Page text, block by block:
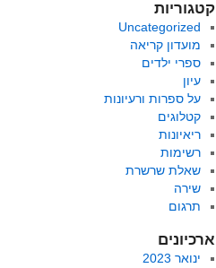
קטגוריות
Uncategorized
מועדון קריאה
ספרי ילדים
עיון
על ספרות ורעיונות
קטלוגים
ריאיונות
רשימות
שאלת שרשרת
שירה
תרגום
ארכיונים
ינואר 2023